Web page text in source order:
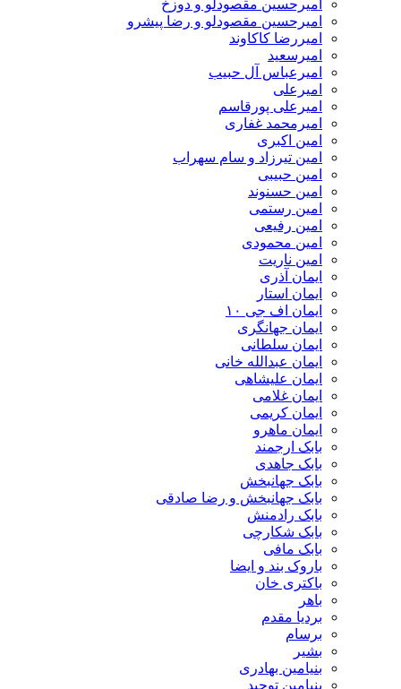
امیرحسین مقصودلو و دوزخ
امیرحسین مقصودلو و رضا پیشرو
امیررضا کاکاوند
امیرسعید
امیرعباس آل حبیب
امیرعلی
امیرعلی پورقاسم
امیرمحمد غفاری
امین اکبری
امین تیرزاد و سام سهراب
امین حبیبی
امین حسنوند
امین رستمی
امین رفیعی
امین محمودی
امین ناریت
ایمان آذری
ایمان استار
ایمان اف جی ۱۰
ایمان جهانگری
ایمان سلطانی
ایمان عبدالله خانی
ایمان علیشاهی
ایمان غلامی
ایمان کریمی
ایمان ماهرو
بابک ارجمند
بابک جاهدی
بابک جهانبخش
بابک جهانبخش و رضا صادقی
بابک رادمنش
بابک شکارچی
بابک مافی
باروک بند و ایضا
باکتری خان
باهر
بردیا مقدم
برسام
بشیر
بنیامین بهادری
بنیامین توحید